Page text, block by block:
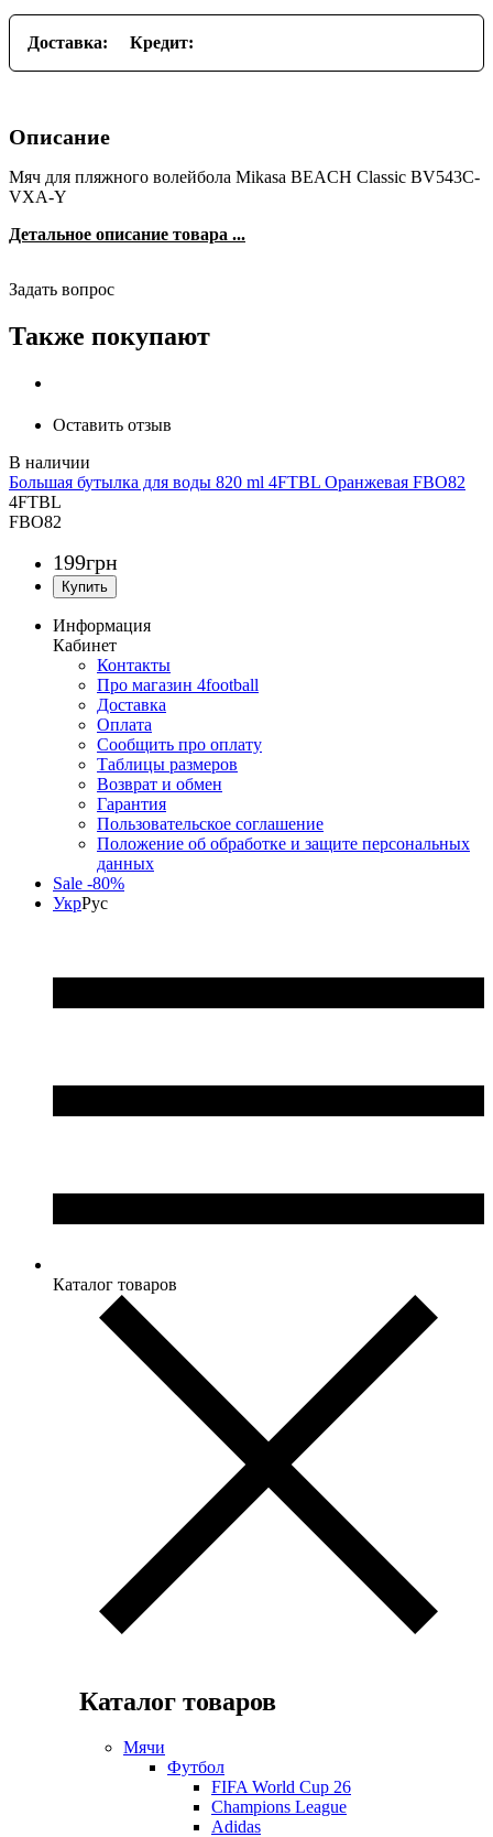
Доставка: Кредит:
Описание
Мяч для пляжного волейбола Mikasa BEACH Classic BV543C-
VXA-Y
Детальное описание товара ...
Задать вопрос
Также покупают
Оставить отзыв
Большая бутылка для воды 820 ml 4FTBL Оранжевая FBO82
4FTBL
FBO82
199грн
Информация
Кабинет
Контакты
Про магазин 4football
Доставка
Оплата
Сообщить про оплату
Таблицы размеров
Возврат и обмен
Гарантия
Пользовательское соглашение
Положение об обработке и защите персональных
данных
Sale -80%
УкрРус
Каталог товаров
Каталог товаров
Мячи
Футбол
FIFA World Cup 26
Champions League
Adidas